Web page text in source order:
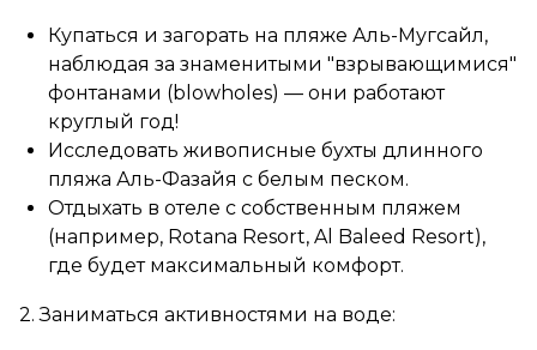
Купаться и загорать на пляже Аль-Мугсайл,
наблюдая за знаменитыми "взрывающимися"
фонтанами (blowholes) — они работают
круглый год!
Исследовать живописные бухты длинного
пляжа Аль-Фазайя с белым песком.
Отдыхать в отеле с собственным пляжем
(например, Rotana Resort, Al Baleed Resort),
где будет максимальный комфорт.
2. Заниматься активностями на воде: